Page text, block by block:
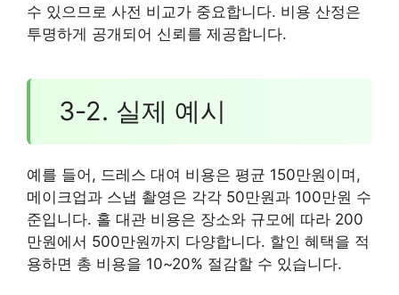
수 있으므로 사전 비교가 중요합니다. 비용 산정은
투명하게 공개되어 신뢰를 제공합니다.
3-2. 실제 예시
예를 들어, 드레스 대여 비용은 평균 150만원이며,
메이크업과 스냅 촬영은 각각 50만원과 100만원 수
준입니다. 홀 대관 비용은 장소와 규모에 따라 200
만원에서 500만원까지 다양합니다. 할인 혜택을 적
용하면 총 비용을 10~20% 절감할 수 있습니다.